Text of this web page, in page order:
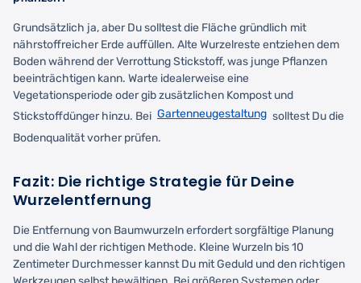
Grundsätzlich ja, aber Du solltest die Fläche gründlich mit
nährstoffreicher Erde auffüllen. Alte Wurzelreste entziehen dem
Boden während der Verrottung Stickstoff, was junge Pflanzen
beeinträchtigen kann. Warte idealerweise eine
Vegetationsperiode oder gib zusätzlichen Kompost und
Stickstoffdünger hinzu. Bei Gartenneugestaltung solltest Du die
Bodenqualität vorher prüfen.
Fazit: Die richtige Strategie für Deine
Wurzelentfernung
Die Entfernung von Baumwurzeln erfordert sorgfältige Planung
und die Wahl der richtigen Methode. Kleine Wurzeln bis 10
Zentimeter Durchmesser kannst Du mit Geduld und den richtigen